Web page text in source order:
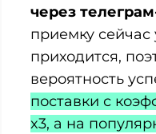
через
приемку сейчас
приходится,
вероятность
поставки с
x3, а на